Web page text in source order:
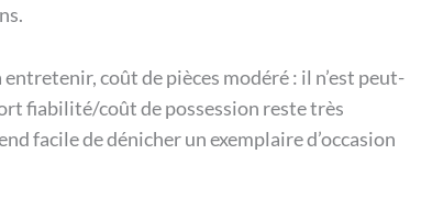
coût de pièces modéré : il n’est peut-
fiabilité/coût de possession reste très
facile de dénicher un exemplaire d’occasion